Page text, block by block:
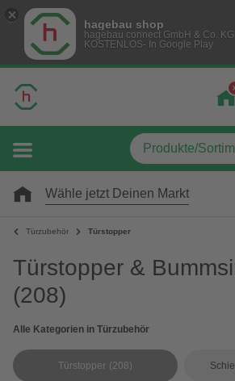
hagebau shop
hagebau connect GmbH & Co. KG
KOSTENLOS- In Google Play
Wähle jetzt Deinen Markt
Türzubehör Türstopper
Türstopper &
(208)
Alle Kategorien in Türzubehör
Türstopper (208)